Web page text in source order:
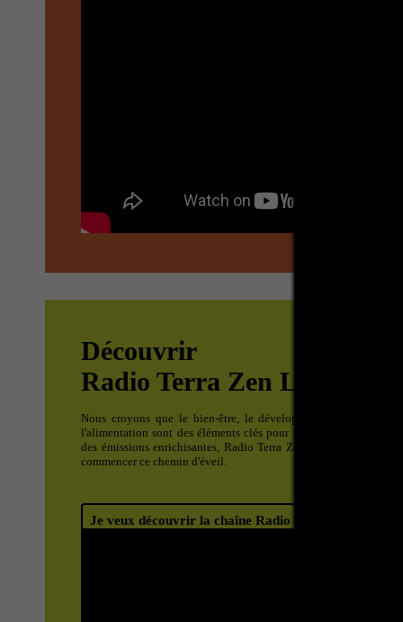
Découvrir
Radio Terra Zen LIVE
Nous croyons que le bien-être, le développement personnel,
l'alimentation sont des éléments clés pour une bonne évolution
des émissions enrichisantes, Radio Terra Zen Live apporte
commencer ce chemin d'éveil.
Je veux découvrir la chaîne Radio Terra Zen LIVE